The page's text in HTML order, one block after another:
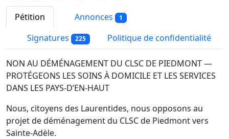
Pétition Annonces 1
Signatures 225 Politique de confidentialité
NON AU DÉMÉNAGEMENT DU CLSC DE PIEDMONT —
PROTÉGEONS LES SOINS À DOMICILE ET LES SERVICES
DANS LES PAYS-D’EN-HAUT
Nous, citoyens des Laurentides, nous opposons au
projet de déménagement du CLSC de Piedmont vers
Sainte-Adèle.